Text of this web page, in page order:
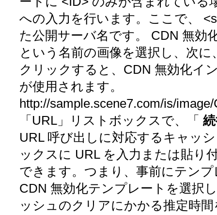
への入力を行います。ここで、
た公開サーバ名です。 CDN 無効
という名前の画像を選択し、次
クリックすると、CDN 無効化イ
が使用されます。
http://sample.scene7.com/is/
「URL」リストボックスで、「
URL 呼び出しに対応するキャッ
ックスに URL を入力または貼り
できます。つまり、事前にテン
CDN 無効化テンプレートを選択
ッシュのクリアにかかる推定時